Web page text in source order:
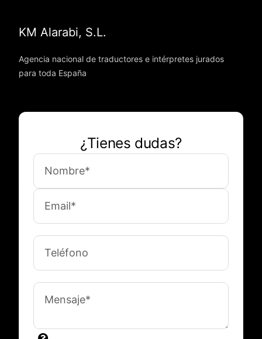
KM Alarabi, S.L.
Agencia nacional de traductores e intérpretes jurados
para toda España
¿Tienes dudas?